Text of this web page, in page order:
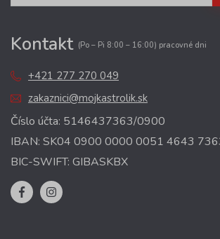
Kontakt (Po – Pi 8:00 – 16:00) pracovné dni
+421 277 270 049
zakaznici@mojkastrolik.sk
Číslo účta: 5146437363/0900
IBAN: SK04 0900 0000 0051 4643
BIC-SWIFT: GIBASKBX